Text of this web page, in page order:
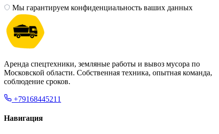
Мы гарантируем конфиденциальность ваших данных
Аренда спецтехники, земляные работы и вывоз мусора по
Московской области. Собственная техника, опытная команда,
соблюдение сроков.
+79168445211
Навигация